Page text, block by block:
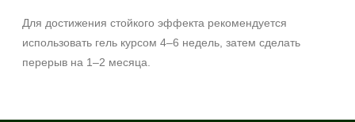
Для достижения стойкого эффекта рекомендуется
использовать гель курсом 4–6 недель, затем сделать
перерыв на 1–2 месяца.